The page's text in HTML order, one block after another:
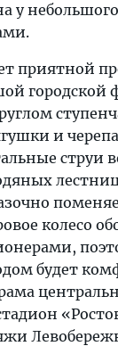
у
приятной
городской
и
струи
колесо
будет